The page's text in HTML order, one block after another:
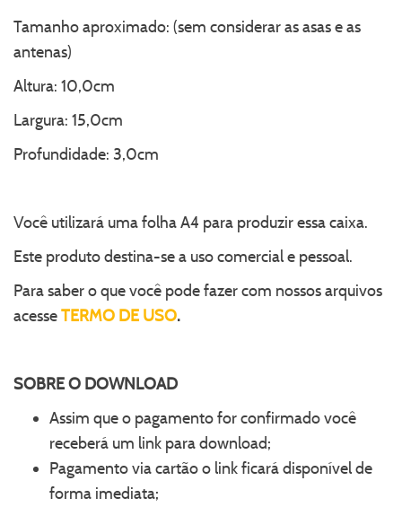
Tamanho aproximado: (sem considerar as asas e as
antenas)
Altura: 10,0cm
Largura: 15,0cm
Profundidade: 3,0cm
Você utilizará uma folha A4 para produzir essa caixa.
Este produto destina-se a uso comercial e pessoal.
Para saber o que você pode fazer com nossos arquivos
acesseTERMO DE USO.
SOBRE O DOWNLOAD
Assim que o pagamento for confirmado você
receberá um link para download;
Pagamento via cartão o link ficará disponível de
forma imediata;